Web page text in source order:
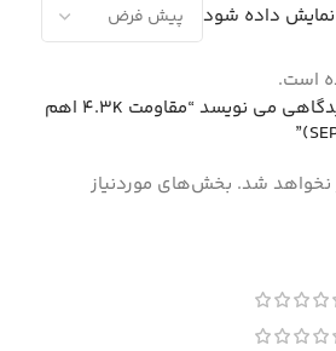
نمایش داده شود
است.
اولین کسی باشید که دیدگاهی می نویسد “مقاومت 4.3K اهم
نخواهد شد. بخش‌های موردنیاز